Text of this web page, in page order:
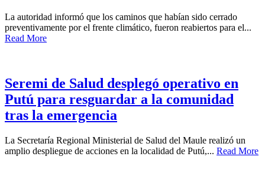
La autoridad informó que los caminos que habían sido cerrado
preventivamente por el frente climático, fueron reabiertos para el...
Read More
Seremi de Salud desplegó operativo en
Putú para resguardar a la comunidad
tras la emergencia
La Secretaría Regional Ministerial de Salud del Maule realizó un
amplio despliegue de acciones en la localidad de Putú,... Read More